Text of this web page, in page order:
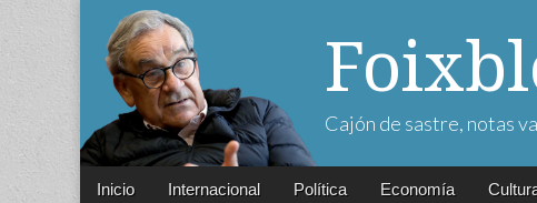
Cajón de sastre, notas
Main
Skip
Inicio Internacional Política Economía